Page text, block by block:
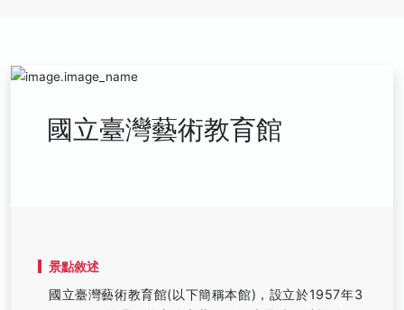
國立臺灣藝術教育館
景點敘述
國立臺灣藝術教育館(以下簡稱本館)，設立於1957年3